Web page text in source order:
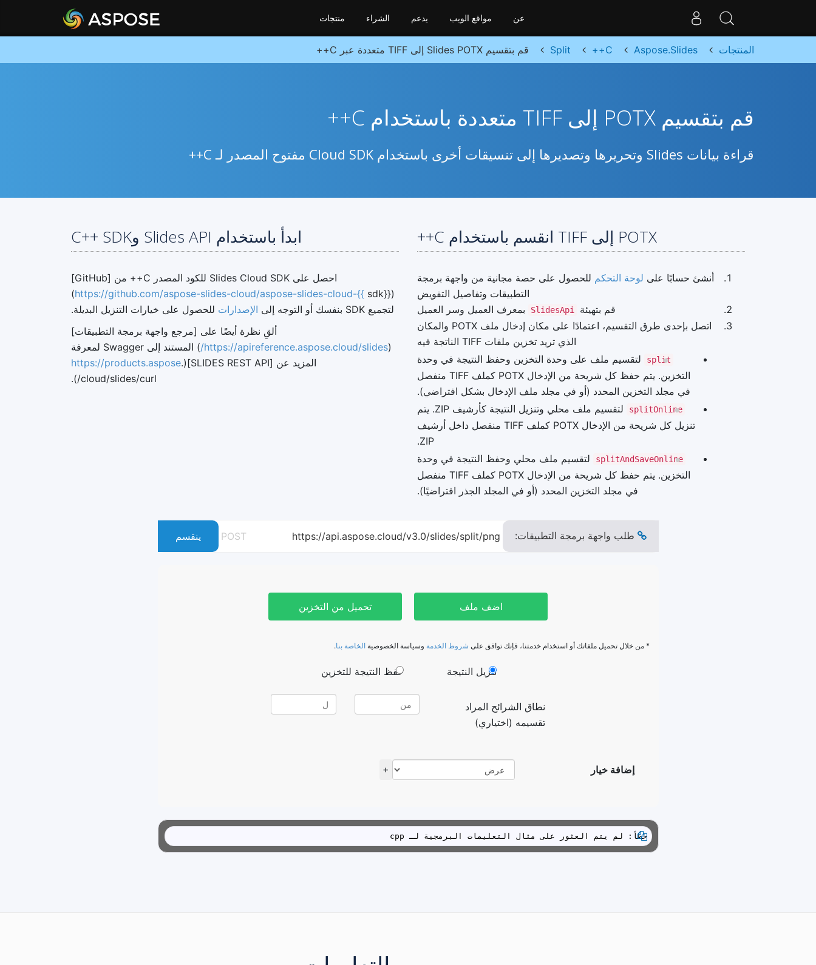
منتجات الشراء يدعم مواقع الويب عن
المنتجات Aspose.Slides
C++
Split قم بتقسيم Slides POTX إلى TIFF متعددة عبر C++
قم بتقسيم POTX إلى TIFF متعددة باستخدام C++
قراءة بيانات Slides وتحريرها وتصديرها إلى تنسيقات أخرى باستخدام Cloud SDK مفتوح المصدر لـ C++
POTX إلى TIFF انقسم باستخدام C++
أنشئ حسابًا على لوحة التحكم للحصول على حصة مجانية من واجهة برمجة
التطبيقات وتفاصيل التفويض
قم بتهيئة
SlidesApi
بمعرف العميل وسر العميل
اتصل بإحدى طرق التقسيم، اعتمادًا على مكان إدخال ملف POTX والمكان
الذي تريد تخزين ملفات TIFF الناتجة فيه
split
لتقسيم ملف على وحدة التخزين وحفظ النتيجة في وحدة
التخزين. يتم حفظ كل شريحة من الإدخال POTX كملف TIFF منفصل
في مجلد التخزين المحدد (أو في مجلد ملف الإدخال بشكل افتراضي).
splitOnline
لتقسيم ملف محلي وتنزيل النتيجة كأرشيف ZIP. يتم
تنزيل كل شريحة من الإدخال POTX كملف TIFF منفصل داخل أرشيف
ZIP.
splitAndSaveOnline
لتقسيم ملف محلي وحفظ النتيجة في وحدة
التخزين. يتم حفظ كل شريحة من الإدخال POTX كملف TIFF منفصل
في مجلد التخزين المحدد (أو في المجلد الجذر افتراضيًا).
ابدأ باستخدام Slides API وC++ SDK
احصل على Slides Cloud SDK للكود المصدر C++ من [GitHub]
(
https://github.com/aspose-slides-cloud/aspose-slides-cloud-{{
sdk}})
لتجميع SDK بنفسك أو التوجه إلى
الإصدارات للحصول على خيارات التنزيل البديلة.
ألقِ نظرة أيضًا على [مرجع واجهة برمجة التطبيقات]
(
https://apireference.aspose.cloud/slides/
) المستند إلى Swagger لمعرفة
المزيد عن [SLIDES REST API](
https://products.aspose.
cloud/slides/curl/).
طلب واجهة برمجة التطبيقات: POST https://api.aspose.cloud/v3.0/slides/split/png ينقسم
اضف ملف تحميل من التخزين
* من خلال تحميل ملفاتك أو استخدام خدمتنا، فإنك توافق على شروط الخدمة وسياسة الخصوصيةالخاصة بنا.
تنزيل النتيجة حفظ النتيجة للتخزين
نطاق الشرائح المراد
تقسيمه (اختياري)
إضافة خيار +
خطأ: لم يتم العثور على مثال التعليمات البرمجية لـ cpp